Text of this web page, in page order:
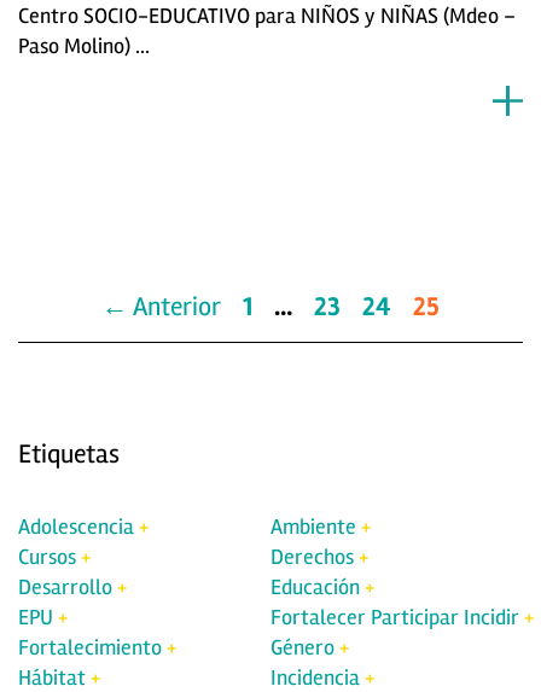
Centro SOCIO-EDUCATIVO para NIÑOS y NIÑAS (Mdeo –
Paso Molino) ...
← Anterior 1 … 23 24 25
Etiquetas
Adolescencia
Ambiente
Cursos
Derechos
Desarrollo
Educación
EPU
Fortalecer Participar Incidir
Fortalecimiento
Género
Hábitat
Incidencia